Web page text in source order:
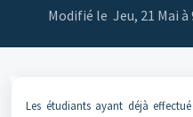
Modifié le Jeu, 21 Mai à
Les étudiants ayant déjà